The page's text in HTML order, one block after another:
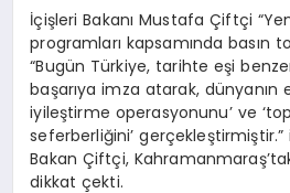
İçişleri Bakanı Mustafa Çiftçi
programları kapsamında basın
“Bugün Türkiye, tarihte eşi
başarıya imza atarak, dünyanın
iyileştirme operasyonunu’ ve
seferberliğini’
Bakan Çiftçi,
dikkat çekti.